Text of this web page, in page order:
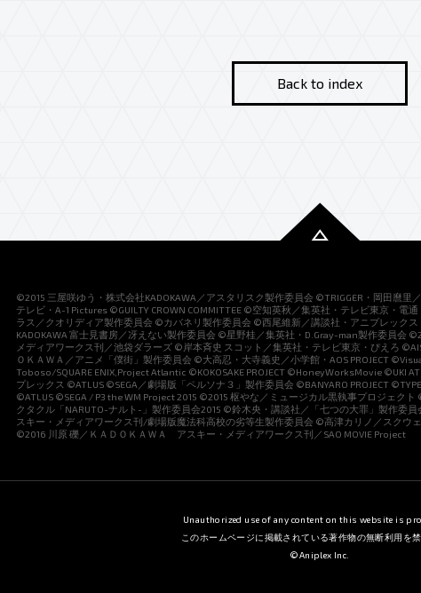
Back to index
©2015 三屋咲ゆう・株式会社KADOKAWA／アスタリスク製作委員会 ©TRIGGER・岡田麿里
テレビ・A-1 Pictures ©GUILTY CROWN COMMITTEE ©空知英秋／集英社・テレビ東京・電
ラス／クオリディア製作委員会 ©カバネリ製作委員会 ©西尾維新／講談社・アニプレックス
KADOKAWA 富士見書房／冴えない製作委員会 ©星野桂／集英社・D.Gray-man製作委員会
メディアワークス刊／池袋ダラーズ ©岸本斉史 スコット／集英社・テレビ東京・ぴえろ
ＯＫＡＷＡ／アニメ「僕街」製作委員会 ©大高忍・大寺義史／小学館・AOS PROJECT
Toboso/SQUARE ENIX,Project Atlantic ©KOKOSAKE PROJECT ©HoneyWorksMovie ©UKI
プレックス ©ATLUS ©SEGA／劇場版「ペルソナ３」製作委員会 ©BANYARO PROJECT
©ATLUS ©SEGA / P3 the WM Project 2015 ©2015 枢やな／ミュージカル黒執事プロジェ
クタクル「NARUTO-ナルト-」製作委員会2015 ©鈴木央・講談社／「七つの大罪」製作委
スキー・メディアワークス刊/劇場版魔法科高校の劣等生製作委員会 ©高津カリノ／スクウ
©2016 川原 礫／ＫＡＤＯＫＡＷＡ アスキー・メディアワークス刊／SAO MOVIE Project
Unauthorized use of any content on this website is
このホームページに掲載されている著作物の無断利用を禁
©Aniplex Inc.